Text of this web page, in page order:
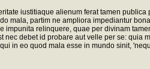
iustitiaque alienum ferat tamen
partim ne ampliora impediantur
relinquere, quae per divinam
debet id probare aut velle per se: quia
in eo quod mala esse in mundo sinit,